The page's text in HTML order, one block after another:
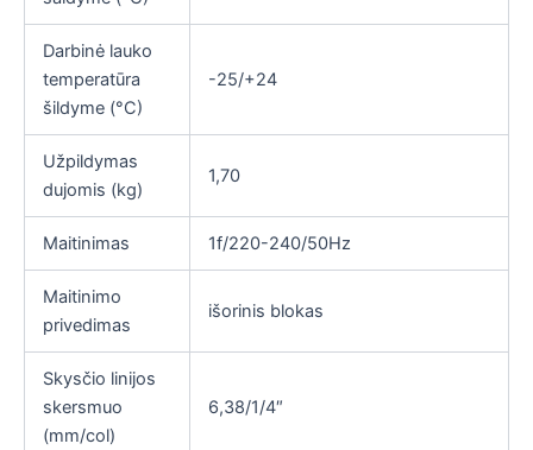
Darbinė lauko
temperatūra
šildyme (°C)
-25/+24
Užpildymas
dujomis (kg)
1,70
Maitinimas 1f/220-240/50Hz
Maitinimo
privedimas
išorinis blokas
Skysčio linijos
skersmuo
(mm/col)
6,38/1/4″